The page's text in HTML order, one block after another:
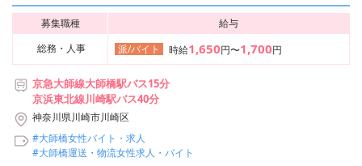
募集職種
給与
総務・人事
派/バイト 時給1,650円〜1,700円
京急大師線大師橋駅バス15分
京浜東北線川崎駅バス40分
神奈川県川崎市川崎区
#大師橋女性バイト・求人
#大師橋運送・物流女性求人・バイト